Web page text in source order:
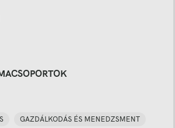
GAZDÁLKODÁS ÉS MENEDZSMENT